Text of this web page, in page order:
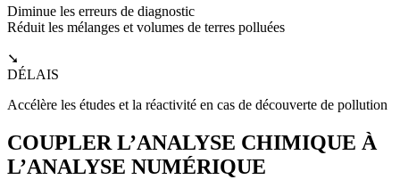
Diminue les erreurs de diagnostic
Réduit les mélanges et volumes de terres polluées
➘
DÉLAIS
Accélère les études et la réactivité en cas de découverte de pollution
COUPLER L’ANALYSE CHIMIQUE À
L’ANALYSE NUMÉRIQUE